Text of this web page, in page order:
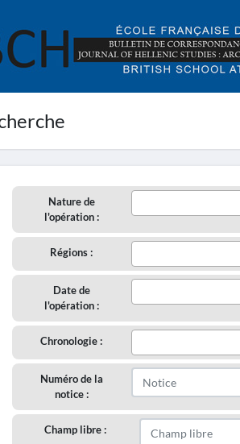
Nature de
l'opération :
Régions :
Date de
l'opération :
Chronologie :
Numéro de la
notice :
Champ libre :